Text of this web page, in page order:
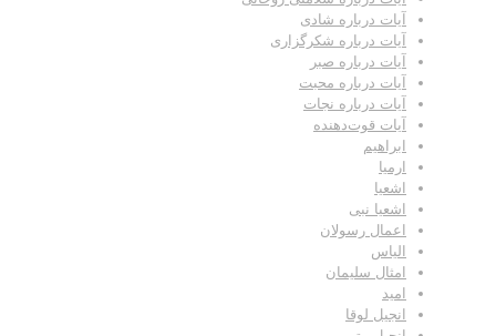
آیات درباره شادی
آیات درباره شکرگزاری
آیات درباره صبر
آیات درباره محبت
آیات درباره نجات
آیات قوت‌دهنده
ابراهیم
ارمیا
اشعیا
اشعیا نبی
اعمال رسولان
الیاس
امثال سلیمان
امید
انجیل لوقا